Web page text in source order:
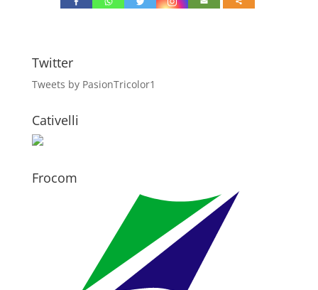
Twitter
Tweets by PasionTricolor1
Cativelli
Frocom